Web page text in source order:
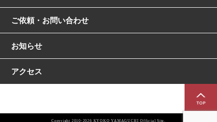
ご依頼・お問い合わせ
お知らせ
アクセス
Copyright 2010-2026 KYOKO YAMAGUCHI Official Site.